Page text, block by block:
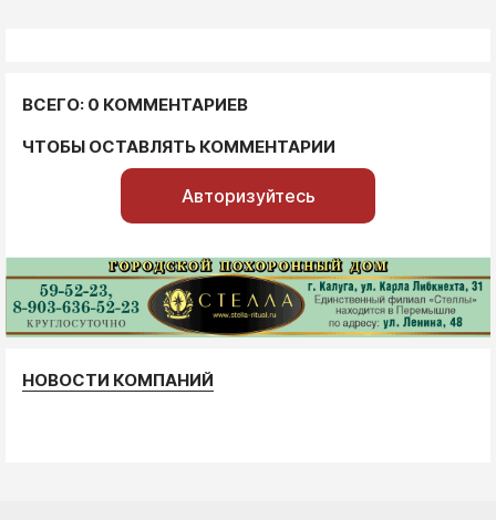
ВСЕГО: 0 КОММЕНТАРИЕВ
ЧТОБЫ ОСТАВЛЯТЬ КОММЕНТАРИИ
Авторизуйтесь
НОВОСТИ КОМПАНИЙ